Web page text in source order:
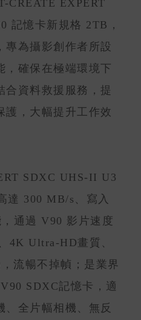
CREATE EXPERT
記憶卡新規格 2TB，
專為攝影創作者所設
，確保在極端環境下
合資料救援服務，提
護，大幅提升工作效
SDXC UHS-II U3
達 300 MB/s、寫入
通過 V90 影片速度
4K Ultra-HD畫質、
流暢不掉幀；是業界
SDXC記憶卡，適
、全片幅相機、無反